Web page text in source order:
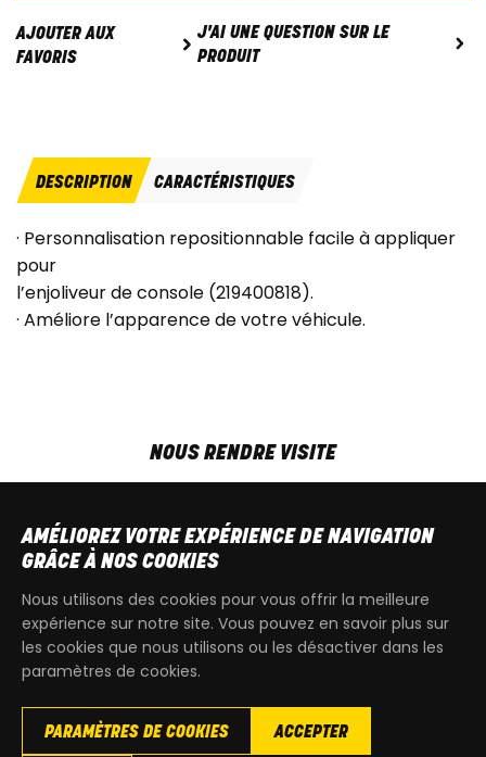
AJOUTER AUX
FAVORIS
J'AI UNE QUESTION SUR LE
PRODUIT
DESCRIPTION CARACTÉRISTIQUES
· Personnalisation repositionnable facile à appliquer
pour
l’enjoliveur de console (219400818).
· Améliore l’apparence de votre véhicule.
NOUS RENDRE VISITE
SAM9h00 - 13h30
T+32 64 700 970
AMÉLIOREZ VOTRE EXPÉRIENCE DE NAVIGATION
GRÂCE À NOS COOKIES
Nous utilisons des cookies pour vous offrir la meilleure
expérience sur notre site. Vous pouvez en savoir plus sur
les cookies que nous utilisons ou les désactiver dans les
paramètres de cookies.
PARAMÈTRES DE COOKIES ACCEPTER